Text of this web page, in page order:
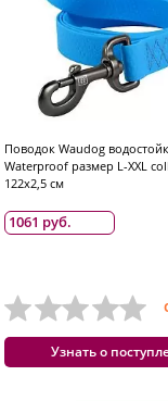
Поводок Waudog
Waterproof размер L-XXL
122x2,5 см
1061 руб.
Узнать о